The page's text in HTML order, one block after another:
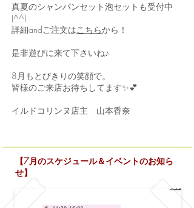
真夏のシャンパンセット泡セットも受付中
(^^)
詳細andご注文はこちらから！
是非遊びに来て下さいね♪
8月もとびきりの笑顔で。
皆様のご来店お待ちしてます✨💕
イルドコリンヌ店主 山本香奈
【7月のスケジュール＆イベントのお知ら
せ】